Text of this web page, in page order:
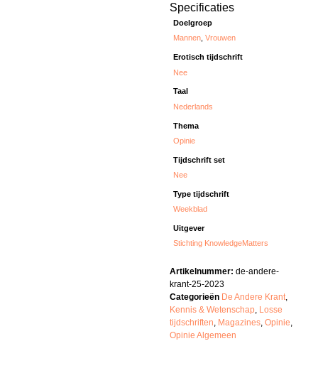
Specificaties
Doelgroep
Mannen,Vrouwen
Erotisch tijdschrift
Nee
Taal
Nederlands
Thema
Opinie
Tijdschrift set
Nee
Type tijdschrift
Weekblad
Uitgever
Stichting KnowledgeMatters
Artikelnummer: de-andere-
krant-25-2023
Categorieën De Andere Krant,
Kennis & Wetenschap, Losse
tijdschriften, Magazines, Opinie,
Opinie Algemeen